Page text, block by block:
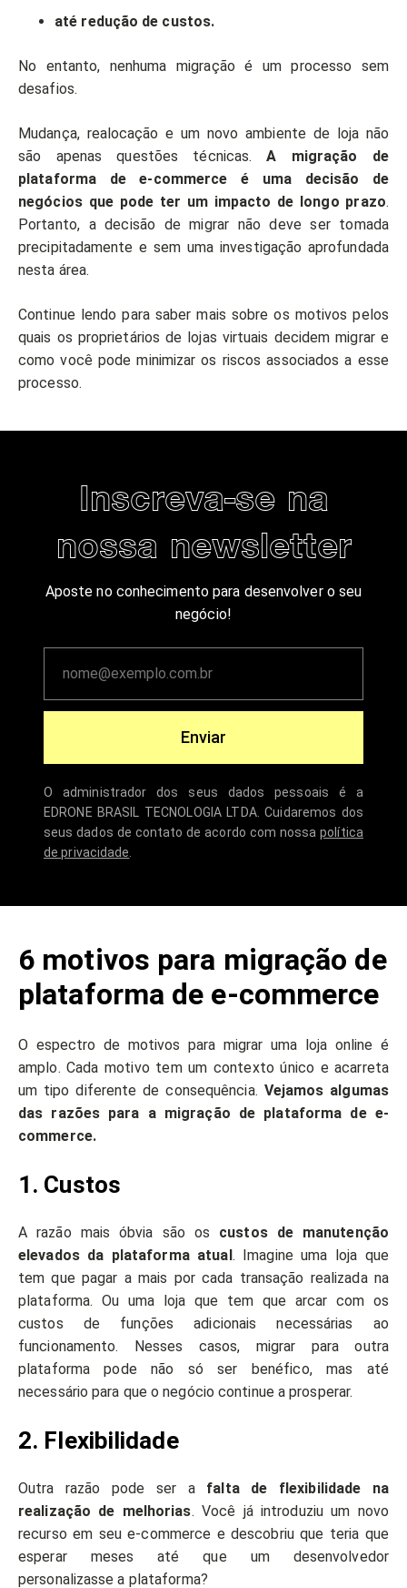
até redução de custos.
No entanto, nenhuma migração é um processo sem
desafios.
Mudança, realocação e um novo ambiente de loja não
são apenas questões técnicas.A migração de
plataforma de e-commerce é uma decisão de
negócios que pode ter um impacto de longo prazo.
Portanto, a decisão de migrar não deve ser tomada
precipitadamente e sem uma investigação aprofundada
nesta área.
Continue lendo para saber mais sobre os motivos pelos
quais os proprietários de lojas virtuais decidem migrar e
como você pode minimizar os riscos associados a esse
processo.
Inscreva-se na
nossa newsletter
Aposte no conhecimento para desenvolver o seu
negócio!
Enviar
O administrador dos seus dados pessoais é a
EDRONE BRASIL TECNOLOGIA LTDA. Cuidaremos dos
seus dados de contato de acordo com nossapolítica
de privacidade
6 motivos para migração de
plataforma de e-commerce
O espectro de motivos para migrar uma loja online é
amplo. Cada motivo tem um contexto único e acarreta
um tipo diferente de consequência. Vejamos algumas
das razões para a migração de plataforma de e-
commerce.
1. Custos
A razão mais óbvia são os custos de manutenção
elevados da plataforma atual. Imagine uma loja que
tem que pagar a mais por cada transação realizada na
plataforma. Ou uma loja que tem que arcar com os
custos de funções adicionais necessárias ao
funcionamento. Nesses casos, migrar para outra
plataforma pode não só ser benéfico, mas até
necessário para que o negócio continue a prosperar.
2. Flexibilidade
Outra razão pode ser a falta de flexibilidade na
realização de melhorias. Você já introduziu um novo
recurso em seu e-commerce e descobriu que teria que
esperar meses até que um desenvolvedor
personalizasse a plataforma?